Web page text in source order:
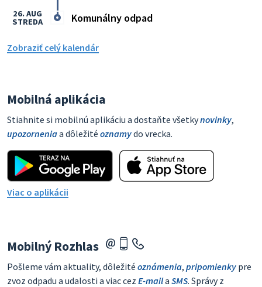
Komunálny odpad
26. AUG
STREDA
Zobraziť celý kalendár
Mobilná aplikácia
Stiahnite si mobilnú aplikáciu a dostaňte všetkynovinky,
upozorneniaa dôležité oznamydo vrecka.
Viac o aplikácii
Mobilný Rozhlas
Pošleme vám aktuality, dôležité oznámenia, pripomienky pre
zvoz odpadu a udalosti a viac cez E-maila SMS. Správy z